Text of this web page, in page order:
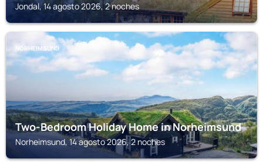
Jondal, 14 agosto 2026, 2 noches
NORHEIMSUND
Two-Bedroom Holiday Home in Norheimsund
Norheimsund, 14 agosto 2026, 2 noches